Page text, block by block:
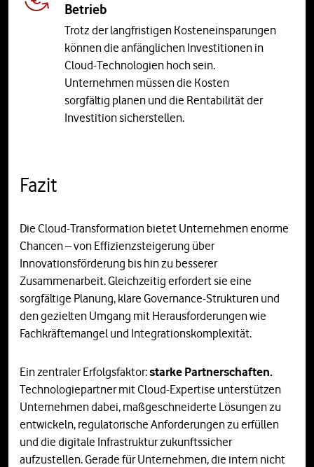
Betrieb
Trotz der langfristigen Kosteneinsparungen
können die anfänglichen Investitionen in
Cloud-Technologien hoch sein.
Unternehmen müssen die Kosten
sorgfältig planen und die Rentabilität der
Investition sicherstellen.
Fazit
Die Cloud-Transformation bietet Unternehmen enorme
Chancen – von Effizienzsteigerung über
Innovationsförderung bis hin zu besserer
Zusammenarbeit. Gleichzeitig erfordert sie eine
sorgfältige Planung, klare Governance-Strukturen und
den gezielten Umgang mit Herausforderungen wie
Fachkräftemangel und Integrationskomplexität.
Ein zentraler Erfolgsfaktor:starke Partnerschaften.
Technologiepartner mit Cloud-Expertise unterstützen
Unternehmen dabei, maßgeschneiderte Lösungen zu
entwickeln, regulatorische Anforderungen zu erfüllen
und die digitale Infrastruktur zukunftssicher
aufzustellen. Gerade für Unternehmen, die intern nicht